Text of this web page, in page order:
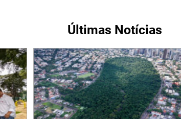
Últimas Notícias